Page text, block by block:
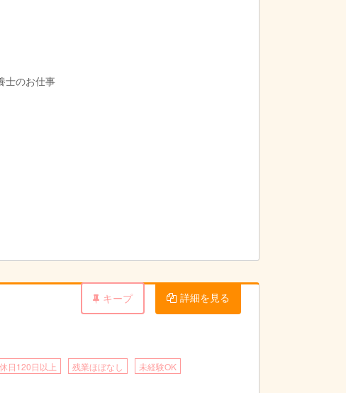
士のお仕事
キープ 詳細を見る
日120日以上 残業ほぼなし
未経験OK